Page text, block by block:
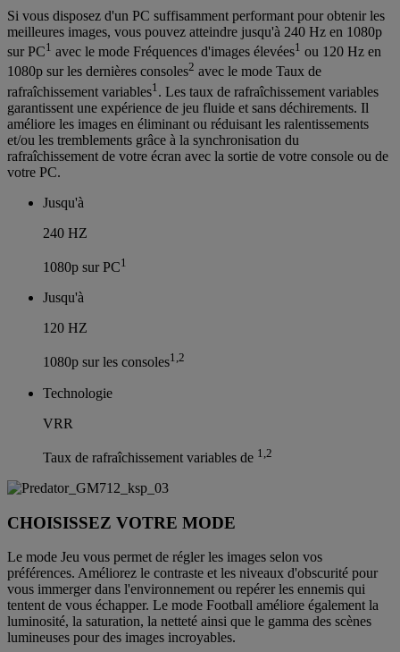
Si vous disposez d'un PC suffisamment performant pour obtenir les
meilleures images, vous pouvez atteindre jusqu'à 240 Hz en 1080p
sur PC1 avec le mode Fréquences d'images élevées1 ou 120 Hz en
1080p sur les dernières consoles2 avec le mode Taux de
rafraîchissement variables1 . Les taux de rafraîchissement variables
garantissent une expérience de jeu fluide et sans déchirements. Il
améliore les images en éliminant ou réduisant les ralentissements
et/ou les tremblements grâce à la synchronisation du
rafraîchissement de votre écran avec la sortie de votre console ou de
votre PC.
Jusqu'à
240 HZ
1080p sur PC1
Jusqu'à
120 HZ
1080p sur les consoles1,2
Technologie
VRR
Taux de rafraîchissement variables de 1,2
CHOISISSEZ VOTRE MODE
Le mode Jeu vous permet de régler les images selon vos
préférences. Améliorez le contraste et les niveaux d'obscurité pour
vous immerger dans l'environnement ou repérer les ennemis qui
tentent de vous échapper. Le mode Football améliore également la
luminosité, la saturation, la netteté ainsi que le gamma des scènes
lumineuses pour des images incroyables.